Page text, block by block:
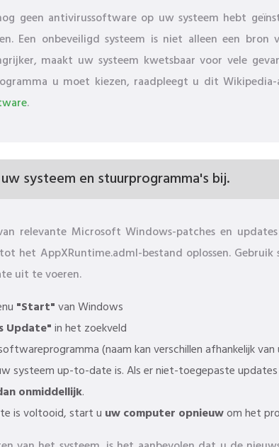
geen antivirussoftware op uw systeem hebt
Een onbeveiligd systeem is niet alleen een bron
maakt uw systeem kwetsbaar voor vele
u moet kiezen, raadpleegt u dit
.
systeem en stuurprogramma's bij.
relevante Microsoft Windows-patches en
het AppXRuntime.adml-bestand oplossen. Gebruik
uit te voeren.
"Start"van Windows
Update"in het zoekveld
(naam kan verschillen afhankelijk
systeem up-to-date is. Als er niet-toegepaste
onmiddellijk.
is voltooid, start u uw computer opnieuwom het